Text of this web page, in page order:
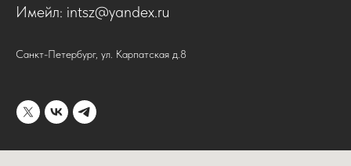
Имейл: intsz@yandex.ru
Санкт-Петербург, ул. Карпатская д.8